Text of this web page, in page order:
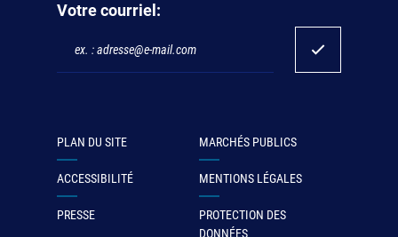
Votre courriel:
PLAN DU SITE MARCHÉS PUBLICS
ACCESSIBILITÉ MENTIONS LÉGALES
PRESSE
PROTECTION DES
DONNÉES